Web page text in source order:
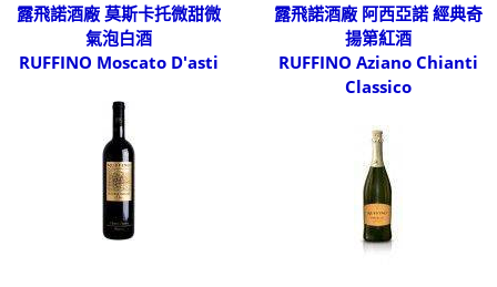
露飛諾酒廠 莫斯卡托微甜微
氣泡白酒
RUFFINO Moscato D'asti
露飛諾酒廠 阿西亞諾 經典奇
揚第紅酒
RUFFINO Aziano Chianti
Classico